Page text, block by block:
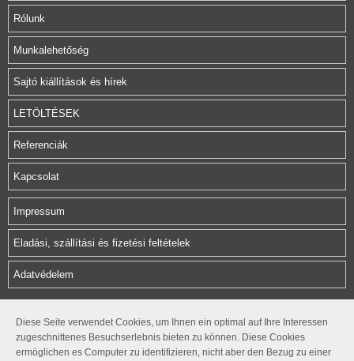
Diese Seite verwendet Cookies, um Ihnen ein optimal auf Ihre Interessen
zugeschnittenes Besuchserlebnis bieten zu können. Diese Cookies
ermöglichen es Computer zu identifizieren, nicht aber den Bezug zu einer
Rólunk
Munkalehetőség
Sajtó kiállítások és hírek
LETÖLTÉSEK
Referenciák
Kapcsolat
Impressum
Eladási, szállítási és fizetési feltételek
Adatvédelem
Rétifarkas u. 10.
1172 Budapest